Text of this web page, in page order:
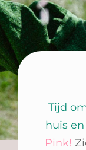
Tijd
huis
Pink!